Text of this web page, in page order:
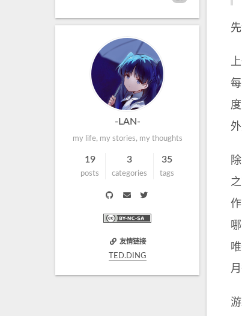
-LAN-
my life, my stories, my thoughts
19
posts
3
categories
35
tags
友情链接
TED.DING